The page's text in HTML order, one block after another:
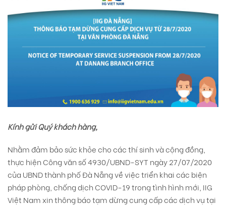
Kính gửi Quý khách hàng,
Nhằm đảm bảo sức khỏe cho các thí sinh và cộng đồng,
thực hiện Công văn số 4930/UBND-SYT ngày 27/07/2020
của UBND thành phố Đà Nẵng về việc triển khai các biện
pháp phòng, chống dịch COVID-19 trong tình hình mới, IIG
Việt Nam xin thông báo tạm dừng cung cấp các dịch vụ tại